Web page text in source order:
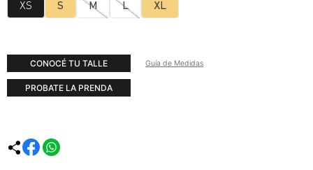
XS S M L XL
CONOCÉ TU TALLE Guía de Medidas
PROBATE LA PRENDA